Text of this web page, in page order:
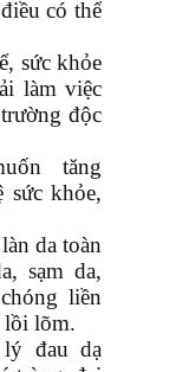
có thể
sức khỏe
làm việc
độc
tăng
sức khỏe,
da toàn
sạm da,
liền
lồi lõm.
lý đau dạ